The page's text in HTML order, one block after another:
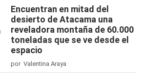
Encuentran en mitad del
desierto de Atacama una
reveladora montaña de 60.000
toneladas que se ve desde el
espacio
por Valentina Araya